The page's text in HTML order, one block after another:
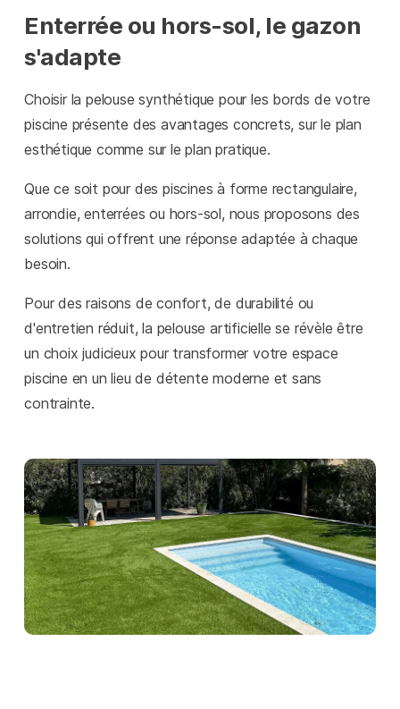
Enterrée ou hors-sol, le gazon
s'adapte
Choisir la pelouse synthétique pour les bords de votre
piscine présente des avantages concrets, sur le plan
esthétique comme sur le plan pratique.
Que ce soit pour des piscines à forme rectangulaire,
arrondie, enterrées ou hors-sol, nous proposons des
solutions qui offrent une réponse adaptée à chaque
besoin.
Pour des raisons de confort, de durabilité ou
d'entretien réduit, la pelouse artificielle se révèle être
un choix judicieux pour transformer votre espace
piscine en un lieu de détente moderne et sans
contrainte.